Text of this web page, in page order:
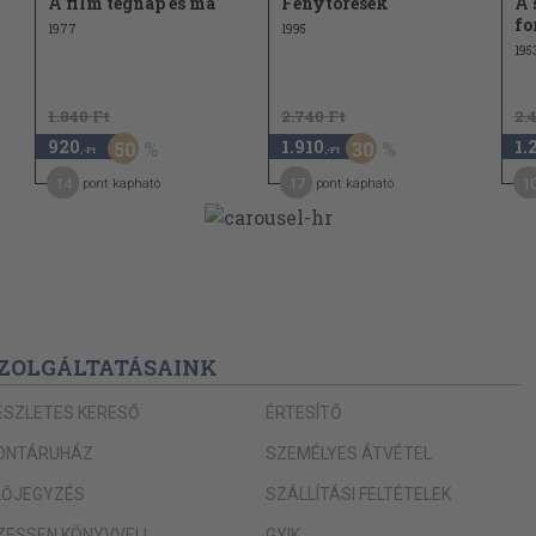
1977
1.840 Ft
920 ,-Ft 50
pont kapható
1995
2.740 Ft
1.910 ,-Ft 30
pont kapható
KERESŐ ÉRTESÍTŐ
SZEMÉLYES ÁTVÉTEL
SZÁLLÍTÁSI FELTÉTELEK